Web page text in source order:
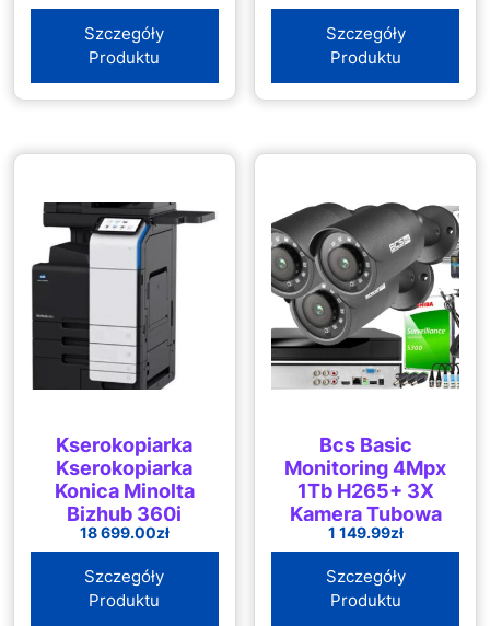
Szczegóły
Produktu
Szczegóły
Produktu
Kserokopiarka
Kserokopiarka
Konica Minolta
Bizhub 360i
18 699.00zł
Szczegóły
Produktu
Bcs Basic
Monitoring 4Mpx
1Tb H265+ 3X
Kamera Tubowa
3.6Mm Ir 30M
(ZM23431)
1 149.99zł
Szczegóły
Produktu